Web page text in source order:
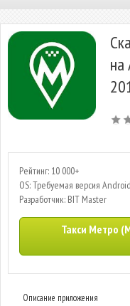
на
Рейтинг: 10 000+
OS: Требуемая версия
Разработчик: BIT Master
Такси Метро
Описание приложения